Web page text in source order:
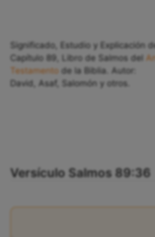
Significado, Estudio y Explicación
Capítulo 89, Libro de Salmos del
Testamento de la Biblia. Autor:
David, Asaf, Salomón y otros.
Versículo Salmos 89:36